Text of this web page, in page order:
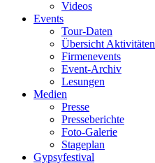
Videos
Events
Tour-Daten
Übersicht Aktivitäten
Firmenevents
Event-Archiv
Lesungen
Medien
Presse
Presseberichte
Foto-Galerie
Stageplan
Gypsyfestival